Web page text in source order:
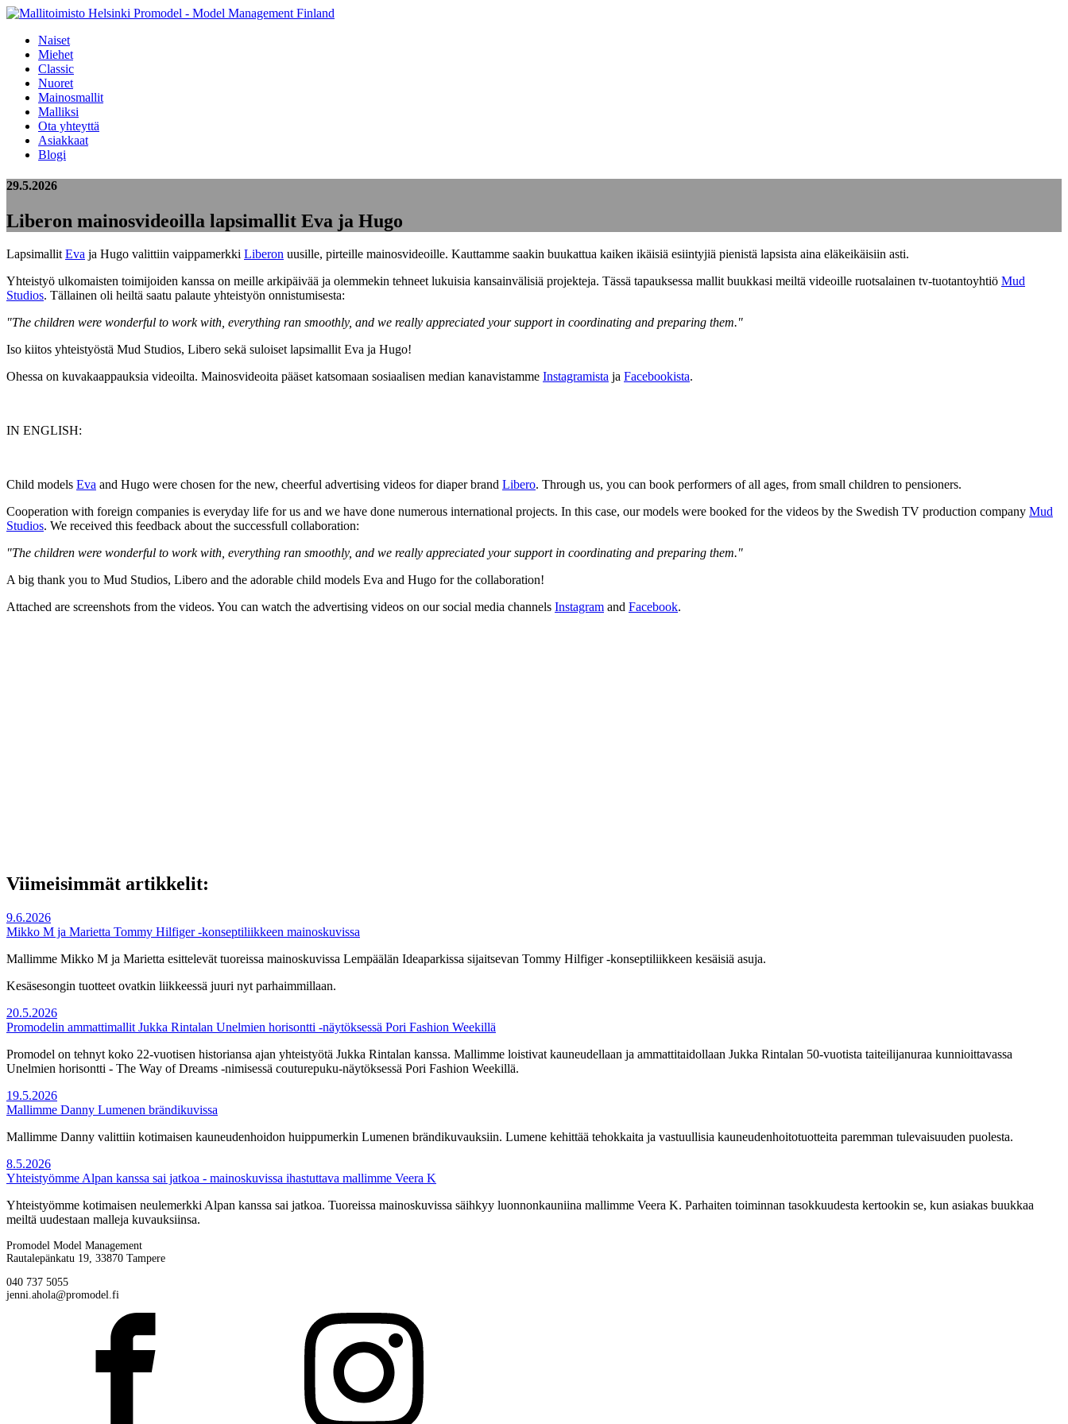
Naiset
Miehet
Classic
Nuoret
Mainosmallit
Malliksi
Ota yhteyttä
Asiakkaat
Blogi
29.5.2026
Liberon mainosvideoilla lapsimallit Eva ja Hugo
LapsimallitEva ja Hugo valittiin vaippamerkki Liberon uusille, pirteille mainosvideoille. Kauttamme saakin buukattua kaiken ikäisiä esiintyjiä pienistä lapsista aina eläkeikäisiin asti.
Yhteistyö ulkomaisten toimijoiden kanssa on meille arkipäivää ja olemmekin tehneet lukuisia kansainvälisiä projekteja. Tässä tapauksessa mallit buukkasi meiltä videoille ruotsalainen tv-tuotantoyhtiö Mud
Studios. Tällainen oli heiltä saatu palaute yhteistyön onnistumisesta:
"The children were wonderful to work with, everything ran smoothly, and we really appreciated your support in coordinating and preparing them."
Iso kiitos yhteistyöstä Mud Studios, Libero sekä suloiset lapsimallit Eva ja Hugo!
Ohessa on kuvakaappauksia videoilta. Mainosvideoita pääset katsomaan sosiaalisen median kanavistamme Instagramista ja Facebookista.
IN ENGLISH:
Child models Eva and Hugo were chosen for the new, cheerful advertising videos for diaper brand Libero. Through us, you can book performers of all ages, from small children to pensioners.
Cooperation with foreign companies is everyday life for us and we have done numerous international projects. In this case, our models were booked for the videos by the Swedish TV production company Mud
Studios. We received this feedback about the successfull collaboration:
"The children were wonderful to work with, everything ran smoothly, and we really appreciated your support in coordinating and preparing them."
A big thank you to Mud Studios, Libero and the adorable child models Eva and Hugo for the collaboration!
Attached are screenshots from the videos. You can watch the advertising videos on our social media channels Instagram and Facebook.
Viimeisimmät artikkelit:
9.6.2026
Mikko M ja Marietta Tommy Hilfiger -konseptiliikkeen mainoskuvissa
Mallimme Mikko M ja Marietta esittelevät tuoreissa mainoskuvissa Lempäälän Ideaparkissa sijaitsevan Tommy Hilfiger -konseptiliikkeen kesäisiä asuja.
Kesäsesongin tuotteet ovatkin liikkeessä juuri nyt parhaimmillaan.
20.5.2026
Promodelin ammattimallit Jukka Rintalan Unelmien horisontti -näytöksessä Pori Fashion Weekillä
Promodel on tehnyt koko 22-vuotisen historiansa ajan yhteistyötä Jukka Rintalan kanssa. Mallimme loistivat kauneudellaan ja ammattitaidollaan Jukka Rintalan 50-vuotista taiteilijanuraa kunnioittavassa
Unelmien horisontti - The Way of Dreams -nimisessä couturepuku-näytöksessä Pori Fashion Weekillä.
19.5.2026
Mallimme Danny Lumenen brändikuvissa
Mallimme Danny valittiin kotimaisen kauneudenhoidon huippumerkin Lumenen brändikuvauksiin. Lumene kehittää tehokkaita ja vastuullisia kauneudenhoitotuotteita paremman tulevaisuuden puolesta.
8.5.2026
Yhteistyömme Alpan kanssa sai jatkoa - mainoskuvissa ihastuttava mallimme Veera K
Yhteistyömme kotimaisen neulemerkki Alpan kanssa sai jatkoa. Tuoreissa mainoskuvissa säihkyy luonnonkauniina mallimme Veera K. Parhaiten toiminnan tasokkuudesta kertookin se, kun asiakas buukkaa
meiltä uudestaan malleja kuvauksiinsa.
Promodel Model Management
Rautalepänkatu 19, 33870 Tampere
040 737 5055
jenni.ahola@promodel.fi